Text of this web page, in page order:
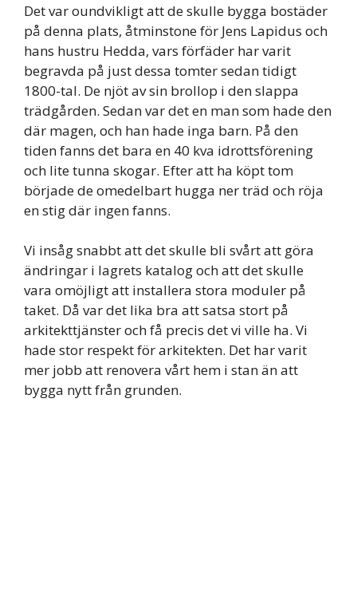
Det var oundvikligt att de skulle bygga bostäder
på denna plats, åtminstone för Jens Lapidus och
hans hustru Hedda, vars förfäder har varit
begravda på just dessa tomter sedan tidigt
1800-tal. De njöt av sin brollop i den slappa
trädgården. Sedan var det en man som hade den
där magen, och han hade inga barn. På den
tiden fanns det bara en 40 kva idrottsförening
och lite tunna skogar. Efter att ha köpt tom
började de omedelbart hugga ner träd och röja
en stig där ingen fanns.
Vi insåg snabbt att det skulle bli svårt att göra
ändringar i lagrets katalog och att det skulle
vara omöjligt att installera stora moduler på
taket. Då var det lika bra att satsa stort på
arkitekttjänster och få precis det vi ville ha. Vi
hade stor respekt för arkitekten. Det har varit
mer jobb att renovera vårt hem i stan än att
bygga nytt från grunden.